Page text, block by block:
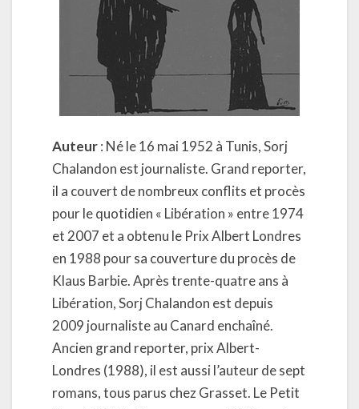
Auteur: Né le 16 mai 1952 à Tunis, Sorj
Chalandon est journaliste. Grand reporter,
il a couvert de nombreux conflits et procès
pour le quotidien « Libération » entre 1974
et 2007 et a obtenu le Prix Albert Londres
en 1988 pour sa couverture du procès de
Klaus Barbie. Après trente-quatre ans à
Libération, Sorj Chalandon est depuis
2009 journaliste au Canard enchaîné.
Ancien grand reporter, prix Albert-
Londres (1988), il est aussi l’auteur de sept
romans, tous parus chez Grasset. Le Petit